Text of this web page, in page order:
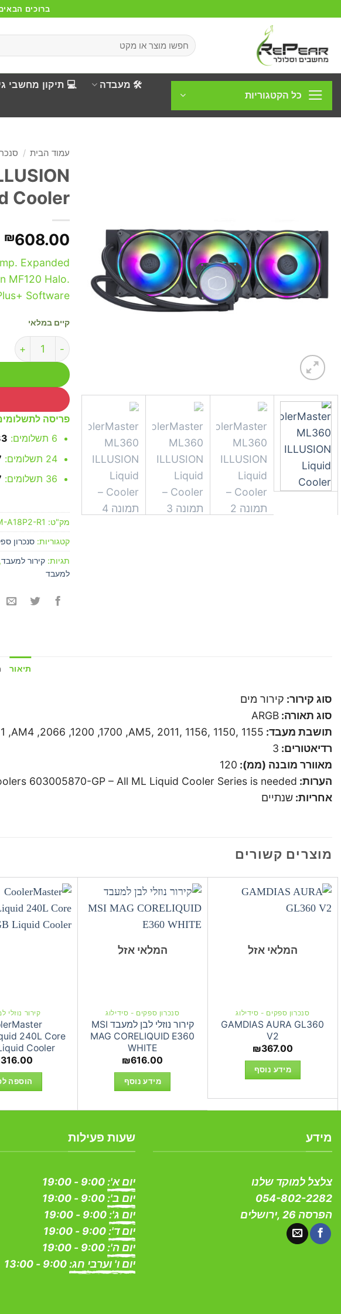
ברוכים
חיפוש
עבור:
כל הקטגוריות
🛠️ מעבדה 💻 תיקון מחשבי
עמוד הבית /
Cooler
₪608.00
Expanded
MF120 Halo.
Software
קיים במלאי
כמות של CoolerMaster ML360 ILLUSION Liquid Cooler
פריסה
6 תשלומים:
24 תשלומים:
36 תשלומים:
מק"ט: A18P2-R1
קטגוריות: סנכרון
תגיות: קירור למעבד,
למעבד
תיאור
סוג קירור: קירור מים
סוג תאורה: ARGB
תושבת מעבד: 1155 ,1150 ,1156 ,2011 ,AM3 ,AM3+ ,FM1 ,FM2 ,AM2+ ,AM2 ,FM2+ ,2011v3 ,1151 ,AM4 ,2066 ,1200 ,1700 ,AM5
רדיאטורים: 3
מאוורר מובנה (ממ): 120
הערות: 603005870-GP – All ML Liquid Cooler Series is needed
אחריות: שנתיים
מוצרים קשורים
המלאי אזל
סנכרון ספקים - סידילוג
GAMDIAS AURA GL360
V2
₪367.00
מידע נוסף
המלאי אזל
סנכרון ספקים - סידילוג
קירור נוזלי לבן למעבד MSI
MAG CORELIQUID E360
WHITE
₪616.00
מידע נוסף
קירור נוזלי
240L Core
Cooler
316.00
הוספה
מידע
צלצל למוקד שלנו
054-802-2282
הפרסה 26 ,ירושלים
שעות פעילות
יום א':
יום ב':
יום ג':
יום ד':
יום ה':
יום ו' וערבי חג: